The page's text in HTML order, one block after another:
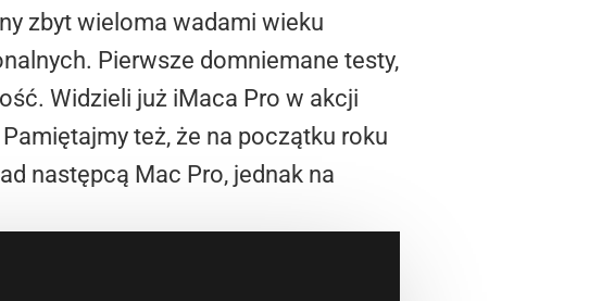
zbyt wieloma wadami wieku
Pierwsze domniemane testy,
Widzieli już iMaca Pro w akcji
też, że na początku roku
następcą Mac Pro, jednak na